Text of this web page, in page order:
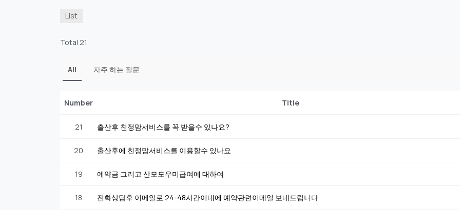
List
Total 21
All 자주 하는 질문
Number Title
21 출산후 친정맘서비스를 꼭 받을수 있나요?
20 출산후에 친정맘서비스를 이용할수 있나요
19 예약금 그리고 산모도우미급여에 대하여
18 전화상담후 이메일로 24-48시간이내에 예약관련이메일 보내드립니다